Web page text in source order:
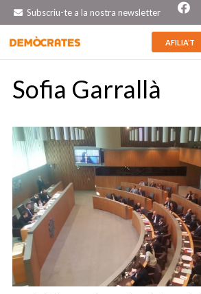
Subscriu-te a la nostra newsletter
AFILIA’T
Sofia Garrallà